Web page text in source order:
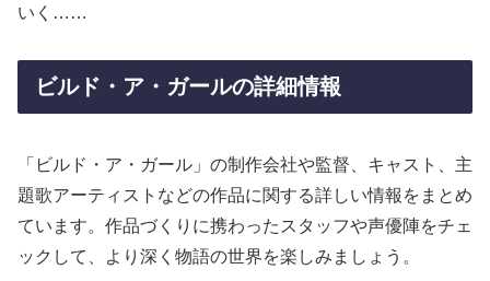
いく……
ビルド・ア・ガールの詳細情報
「ビルド・ア・ガール」の制作会社や監督、キャスト、主
題歌アーティストなどの作品に関する詳しい情報をまとめ
ています。作品づくりに携わったスタッフや声優陣をチェ
ックして、より深く物語の世界を楽しみましょう。